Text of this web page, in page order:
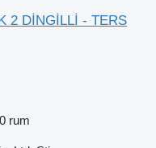
2 DİNGİLLİ - TERS
0 rum